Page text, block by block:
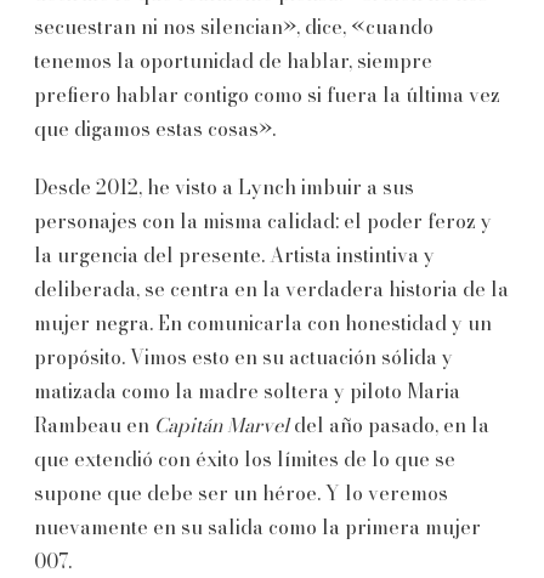
secuestran ni nos silencian», dice, «cuando
tenemos la oportunidad de hablar, siempre
prefiero hablar contigo como si fuera la última vez
que digamos estas cosas».
Desde 2012, he visto a Lynch imbuir a sus
personajes con la misma calidad: el poder feroz y
la urgencia del presente. Artista instintiva y
deliberada, se centra en la verdadera historia de la
mujer negra. En comunicarla con honestidad y un
propósito. Vimos esto en su actuación sólida y
matizada como la madre soltera y piloto Maria
Rambeau en Capitán Marveldel año pasado, en la
que extendió con éxito los límites de lo que se
supone que debe ser un héroe. Y lo veremos
nuevamente en su salida como la primera mujer
007.